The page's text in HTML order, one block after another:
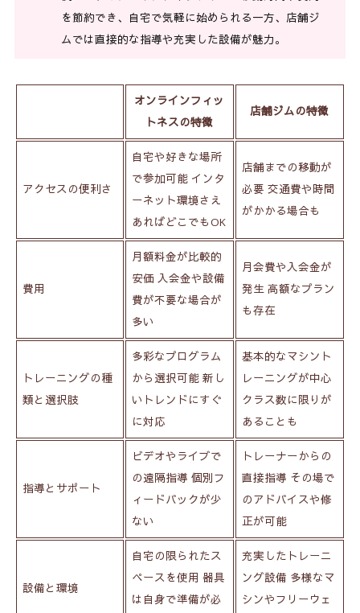
を節約でき、自宅で気軽に始められる一方、店舗ジ
ムでは直接的な指導や充実した設備が魅力。
オンラインフィッ
トネスの特徴
店舗ジムの特徴
アクセスの便利さ
自宅や好きな場所
で参加可能 インタ
ーネット環境さえ
あればどこでもOK
店舗までの移動が
必要 交通費や時間
がかかる場合も
費用
月額料金が比較的
安価 入会金や設備
費が不要な場合が
多い
月会費や入会金が
発生 高額なプラン
も存在
トレーニングの種
類と選択肢
多彩なプログラム
から選択可能 新し
いトレンドにすぐ
に対応
基本的なマシント
レーニングが中心
クラス数に限りが
あることも
指導とサポート
ビデオやライブで
の遠隔指導 個別フ
ィードバックが少
ない
トレーナーからの
直接指導 その場で
のアドバイスや修
正が可能
設備と環境
自宅の限られたス
ペースを使用 器具
は自身で準備が必
充実したトレーニ
ング設備 多様なマ
シンやフリーウェ